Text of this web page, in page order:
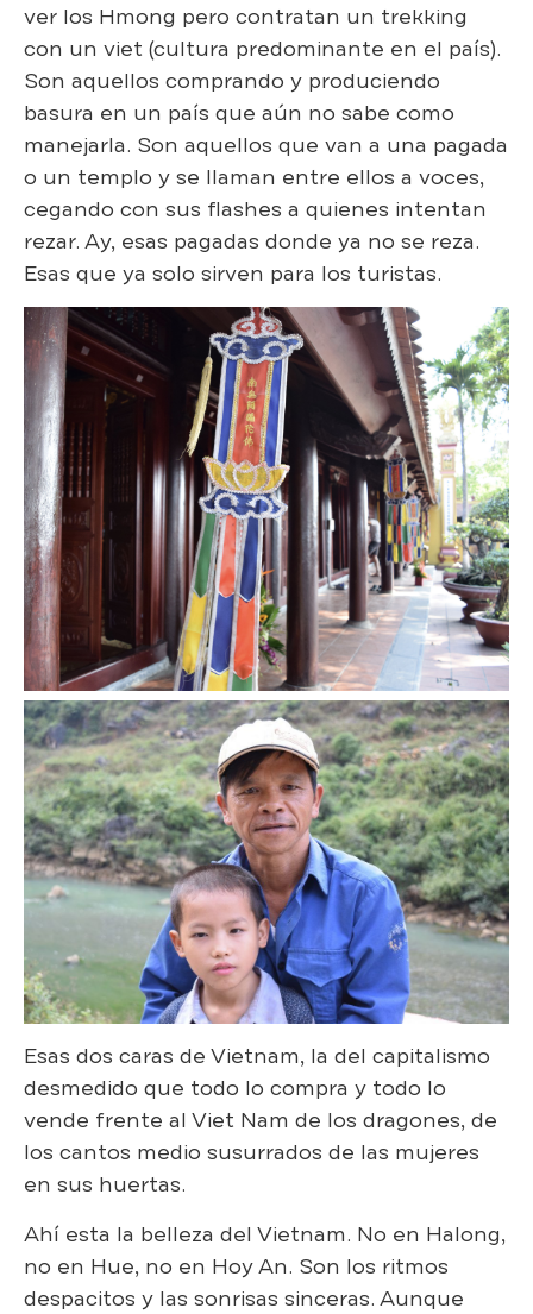
ver los Hmong pero contratan un trekking
con un viet (cultura predominante en el país).
Son aquellos comprando y produciendo
basura en un país que aún no sabe como
manejarla. Son aquellos que van a una pagada
o un templo y se llaman entre ellos a voces,
cegando con sus flashes a quienes intentan
rezar. Ay, esas pagadas donde ya no se reza.
Esas que ya solo sirven para los turistas.
Esas dos caras de Vietnam, la del capitalismo
desmedido que todo lo compra y todo lo
vende frente al Viet Nam de los dragones, de
los cantos medio susurrados de las mujeres
en sus huertas.
Ahí esta la belleza del Vietnam. No en Halong,
no en Hue, no en Hoy An. Son los ritmos
despacitos y las sonrisas sinceras. Aunque